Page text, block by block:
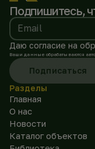
Подпишитесь,
Email
Даю согласие на
Ваши данные обрабатываются
Подписаться
Разделы
Главная
О нас
Новости
Каталог объектов